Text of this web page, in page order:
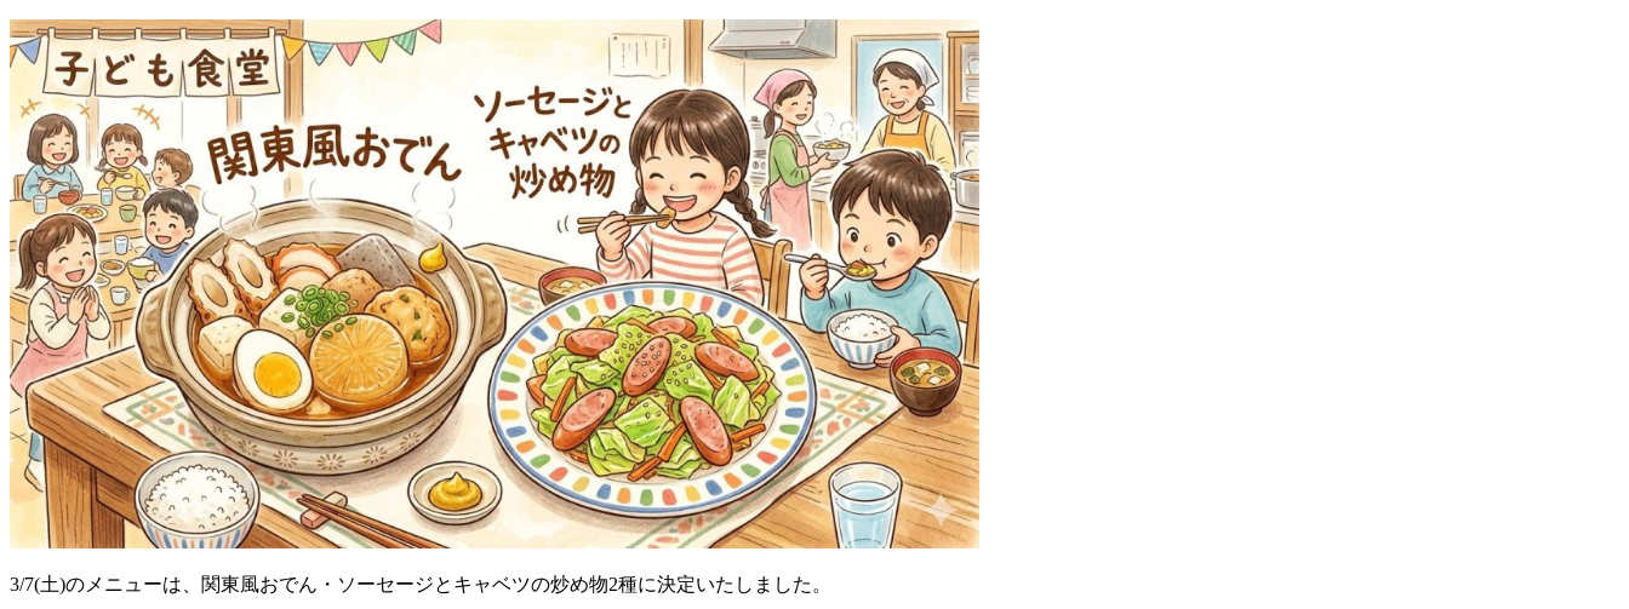
3/7(土)のメニューは、関東風おでん・ソーセージとキャベツの炒め物2種に決定いたしました。